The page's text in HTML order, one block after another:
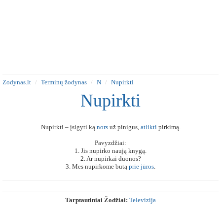
Zodynas.lt Terminų žodynas N Nupirkti
Nupirkti
Nupirkti – įsigyti ką norsuž pinigus, atliktipirkimą.
Pavyzdžiai:
1. Jis nupirko naują knygą.
2. Ar nupirkai duonos?
3. Mes nupirkome butą prie jūros.
Tarptautiniai Žodžiai: Televizija